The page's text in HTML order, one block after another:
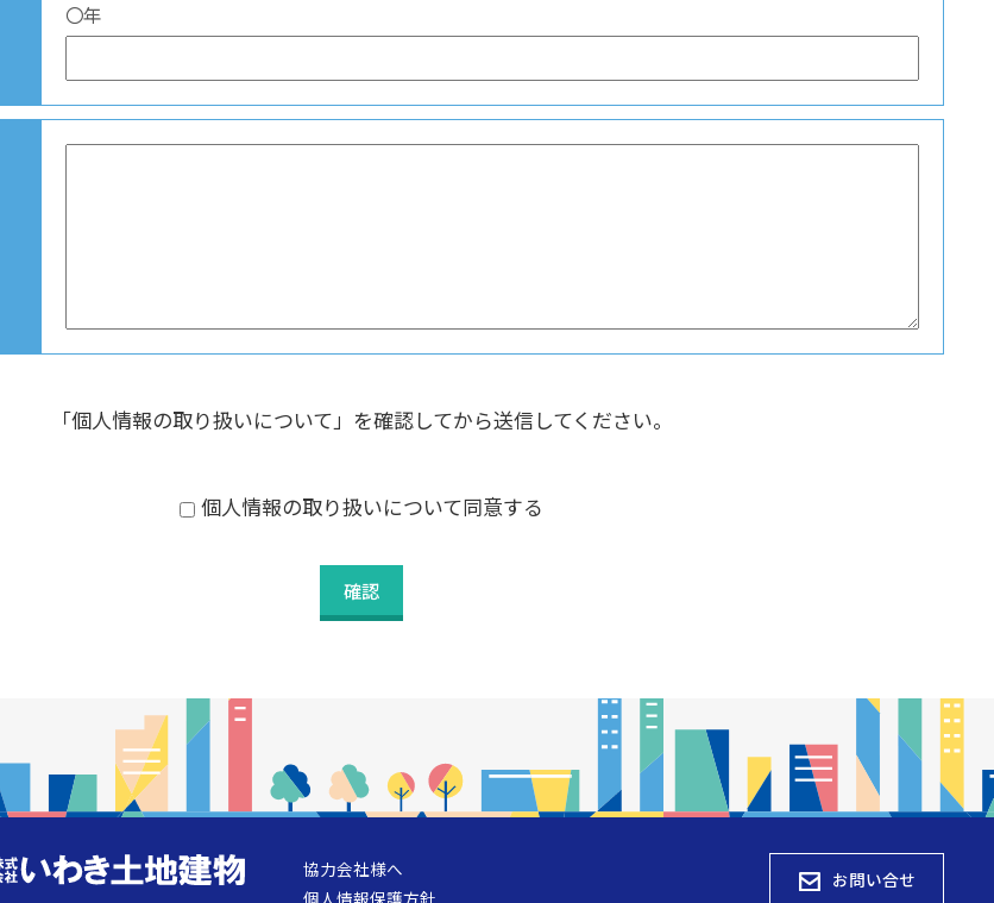
〇年
「個人情報の取り扱いについて 」を確認してから送信してください。
個人情報の取り扱いについて同意する
協力会社様へ
個人情報保護方針
お問い合せ